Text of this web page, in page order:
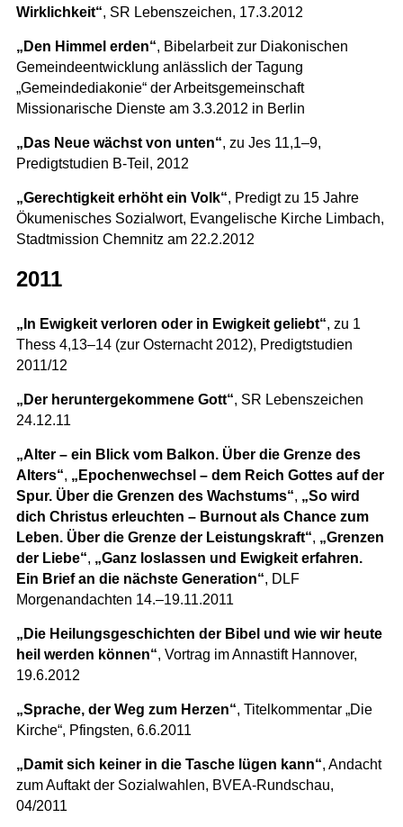
Wirklichkeit“, SR Lebenszeichen, 17.3.2012
„Den Himmel erden“, Bibelarbeit zur Diakonischen
Gemeindeentwicklung anlässlich der Tagung
„Gemeindediakonie“ der Arbeitsgemeinschaft
Missionarische Dienste am 3.3.2012 in Berlin
„Das Neue wächst von unten“, zu Jes 11,1–9,
Predigtstudien B-Teil, 2012
„Gerechtigkeit erhöht ein Volk“, Predigt zu 15 Jahre
Ökumenisches Sozialwort, Evangelische Kirche Limbach,
Stadtmission Chemnitz am 22.2.2012
2011
„In Ewigkeit verloren oder in Ewigkeit geliebt“, zu 1
Thess 4,13–14 (zur Osternacht 2012), Predigtstudien
2011/12
„Der heruntergekommene Gott“, SR Lebenszeichen
24.12.11
„Alter – ein Blick vom Balkon. Über die Grenze des
Alters“, „Epochenwechsel – dem Reich Gottes auf der
Spur. Über die Grenzen des Wachstums“, „So wird
dich Christus erleuchten – Burnout als Chance zum
Leben. Über die Grenze der Leistungskraft“, „Grenzen
der Liebe“, „Ganz loslassen und Ewigkeit erfahren.
Ein Brief an die nächste Generation“, DLF
Morgenandachten 14.–19.11.2011
„Die Heilungsgeschichten der Bibel und wie wir heute
heil werden können“, Vortrag im Annastift Hannover,
19.6.2012
„Sprache, der Weg zum Herzen“, Titelkommentar „Die
Kirche“, Pfingsten, 6.6.2011
„Damit sich keiner in die Tasche lügen kann“, Andacht
zum Auftakt der Sozialwahlen, BVEA-Rundschau,
04/2011